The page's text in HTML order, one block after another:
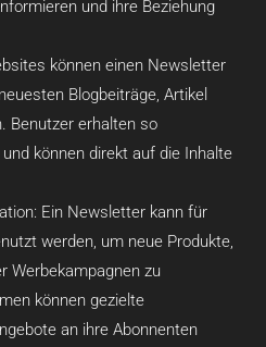
und ihre Beziehung
können einen Newsletter
Blogbeiträge, Artikel
Benutzer erhalten so
können direkt auf die Inhalte
Ein Newsletter kann für
werden, um neue Produkte,
Werbekampagnen zu
können gezielte
an ihre Abonnenten